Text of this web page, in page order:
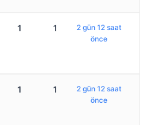
1 1
2 gün 12 saat
önce
1 1
2 gün 12 saat
önce